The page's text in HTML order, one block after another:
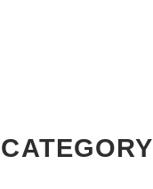
CATEGORY